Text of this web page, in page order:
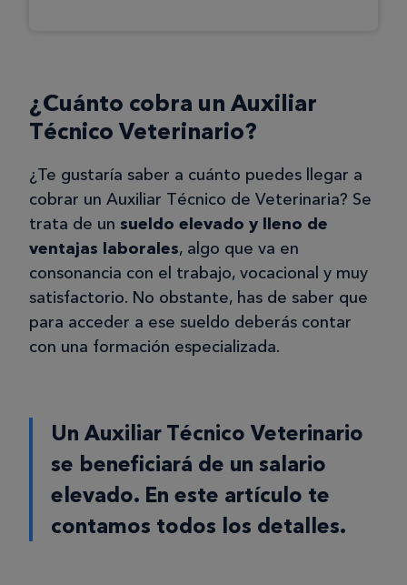
¿Cuánto cobra un Auxiliar
Técnico Veterinario?
¿Te gustaría saber a cuánto puedes llegar a
cobrar un Auxiliar Técnico de Veterinaria? Se
trata de un sueldo elevado y lleno de
ventajas laborales, algo que va en
consonancia con el trabajo, vocacional y muy
satisfactorio. No obstante, has de saber que
para acceder a ese sueldo deberás contar
con una formación especializada.
Un Auxiliar Técnico Veterinario
se beneficiará de un salario
elevado. En este artículo te
contamos todos los detalles.